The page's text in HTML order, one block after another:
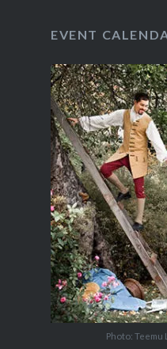
EVENT
Photo: Teemu